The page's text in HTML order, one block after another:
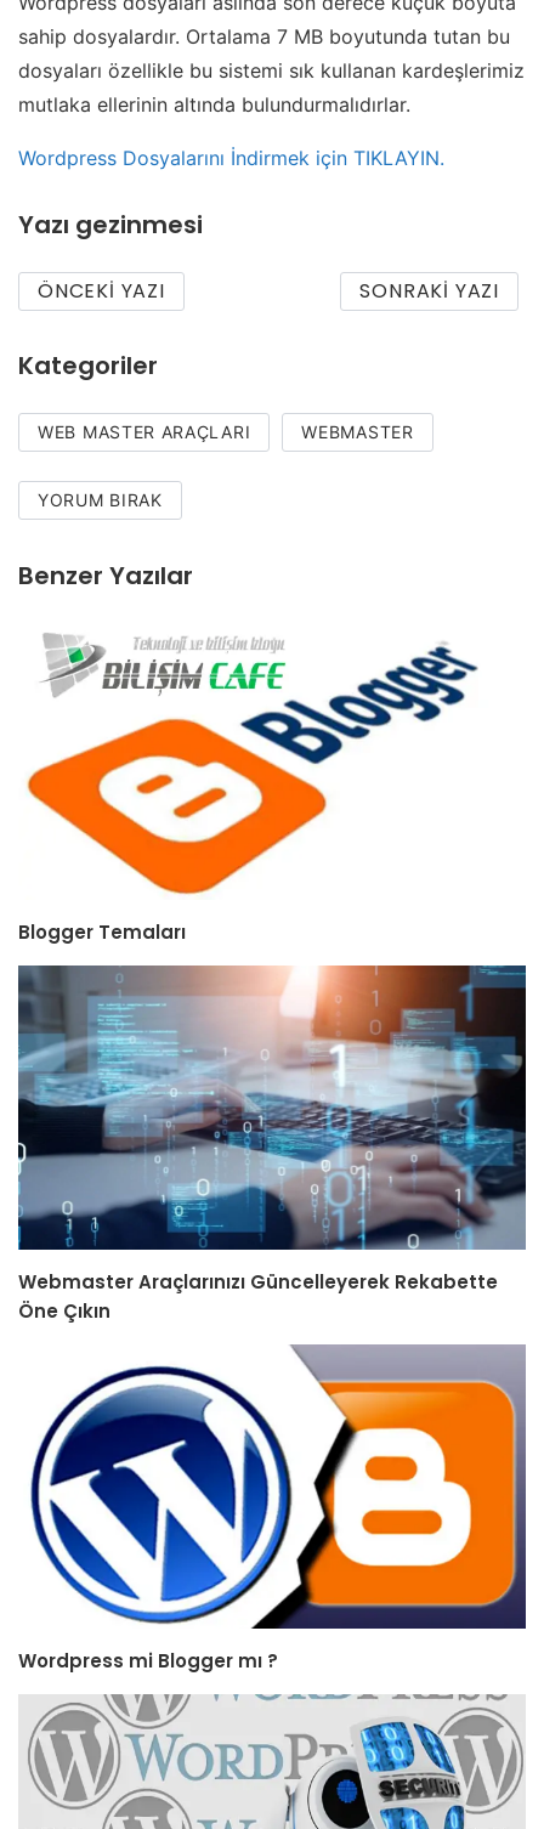
sahip dosyalardır. Ortalama 7 MB boyutunda tutan bu
dosyaları özellikle bu sistemi sık kullanan kardeşlerimiz
mutlaka ellerinin altında bulundurmalıdırlar.
Wordpress Dosyalarını İndirmek için TIKLAYIN.
Yazı gezinmesi
ÖNCEKI YAZI SONRAKI YAZI
Kategoriler
WEB MASTER ARAÇLARI WEBMASTER
YORUM BIRAK
Benzer Yazılar
Blogger Temaları
Webmaster Araçlarınızı Güncelleyerek Rekabette
Öne Çıkın
Wordpress mi Blogger mı ?